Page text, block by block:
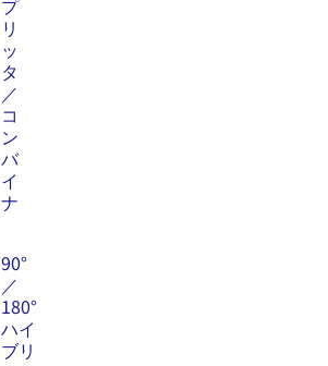
プ
リ
ッ
タ
／
コ
ン
バ
イ
ナ
90°
／
180°
ハイ
ブリ